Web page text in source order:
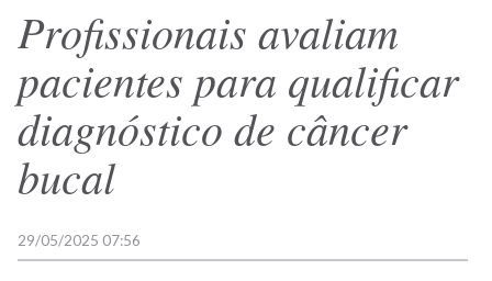
Profissionais avaliam
pacientes para qualificar
diagnóstico de câncer
bucal
29/05/2025 07:56